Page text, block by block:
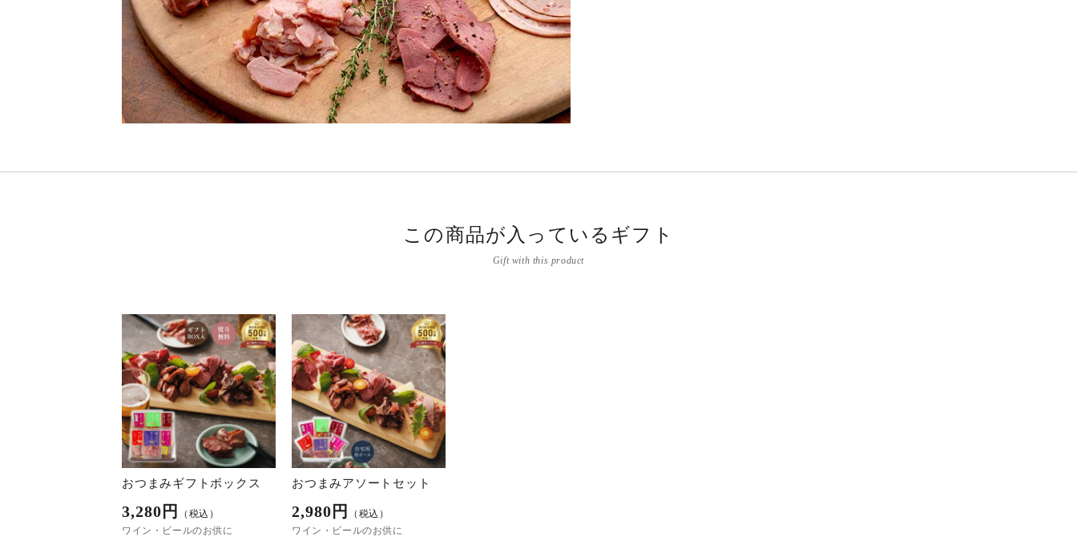
この商品が入っているギフト
Gift with this product
おつまみギフトボックス
3,280 円
（税込）
ワイン・ビールのお供に
おつまみアソートセット
2,980 円
（税込）
ワイン・ビールのお供に